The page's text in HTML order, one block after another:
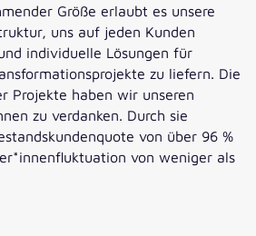
Größe erlaubt es unsere
uns auf jeden Kunden
individuelle Lösungen für
zu liefern. Die
Projekte haben wir unseren
zu verdanken. Durch sie
von über 96 %
von weniger als